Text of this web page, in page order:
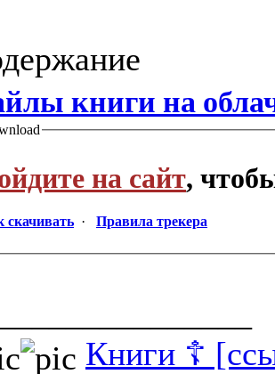
книги на
на сайт,
скачивать · Правила трекера
Книги ☦